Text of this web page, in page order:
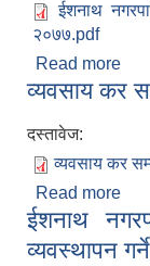
ईशनाथ
२०७७.pdf
Read more
व्यवसाय कर
दस्तावेज:
व्यवसाय कर
Read more
ईशनाथ
व्यवस्थापन